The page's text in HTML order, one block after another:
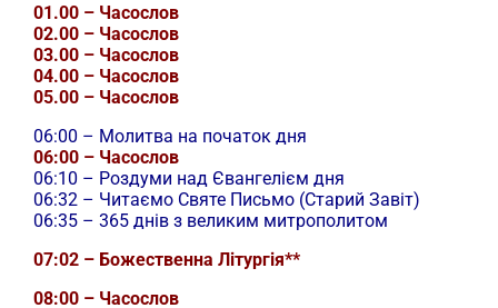
01.00 – Часослов
02.00 – Часослов
03.00 – Часослов
04.00 – Часослов
05.00 – Часослов
06:00 – Молитва на початок дня
06:00 – Часослов
06:10 – Роздуми над Євангелієм дня
06:32 – Читаємо Святе Письмо (Старий Завіт)
06:35 – 365 днів з великим митрополитом
07:02 – Божественна Літургія**
08:00 – Часослов